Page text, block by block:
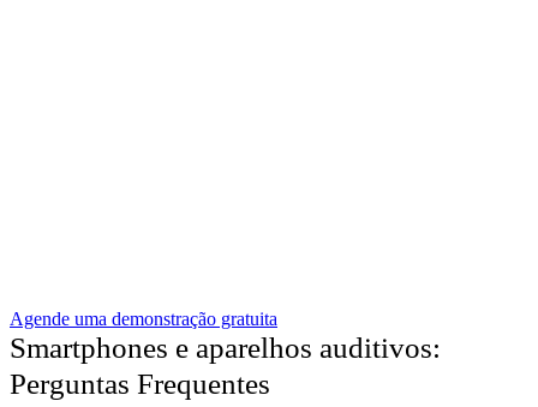
Agende uma demonstração gratuita
Smartphones e aparelhos auditivos:
Perguntas Frequentes